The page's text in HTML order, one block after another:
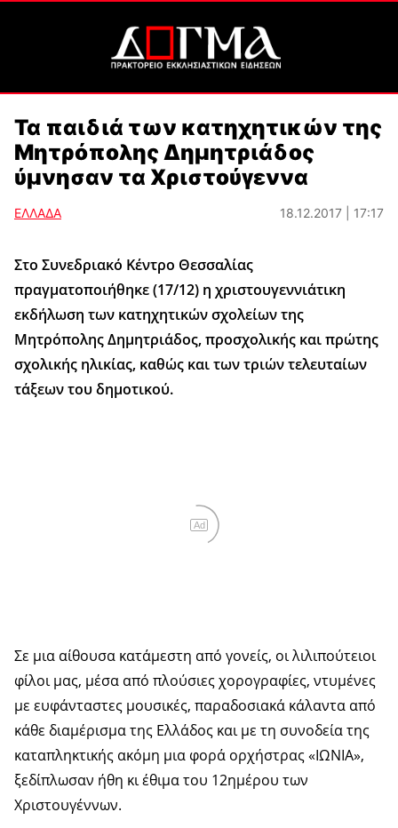
Τα παιδιά των κατηχητικών της
Μητρόπολης Δημητριάδος
ύμνησαν τα Χριστούγεννα
ΕΛΛΑΔΑ 18.12.2017 | 17:17
Στο Συνεδριακό Κέντρο Θεσσαλίας
πραγματοποιήθηκε (17/12) η χριστουγεννιάτικη
εκδήλωση των κατηχητικών σχολείων της
Μητρόπολης Δημητριάδος, προσχολικής και πρώτης
σχολικής ηλικίας, καθώς και των τριών τελευταίων
τάξεων του δημοτικού.
Ad
Σε μια αίθουσα κατάμεστη από γονείς, οι λιλιπούτειοι
φίλοι μας, μέσα από πλούσιες χορογραφίες, ντυμένες
με ευφάνταστες μουσικές, παραδοσιακά κάλαντα από
κάθε διαμέρισμα της Ελλάδος και με τη συνοδεία της
καταπληκτικής ακόμη μια φορά ορχήστρας «ΙΩΝΙΑ»,
ξεδίπλωσαν ήθη κι έθιμα του 12ημέρου των
Χριστουγέννων.